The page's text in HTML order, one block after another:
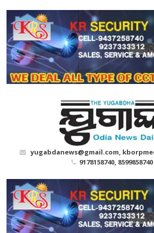
content
yugabdanews@gmail.com,
9178158740, 8599858740